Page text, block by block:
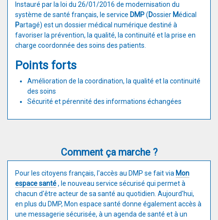
Instauré par la loi du 26/01/2016 de modernisation du
système de santé français, le service DMP(Dossier Médical
Partagé) est un dossier médical numérique destiné à
favoriser la prévention, la qualité, la continuité et la prise en
charge coordonnée des soins des patients.
Points forts
Amélioration de la coordination, la qualité et la continuité
des soins
Sécurité et pérennité des informations échangées
Comment ça marche ?
Pour les citoyens français, l'accès au DMP se fait via Mon
espace santé, le nouveau service sécurisé qui permet à
chacun d'être acteur de sa santé au quotidien. Aujourd'hui,
en plus du DMP, Mon espace santé donne également accès à
une messagerie sécurisée, à un agenda de santé et à un